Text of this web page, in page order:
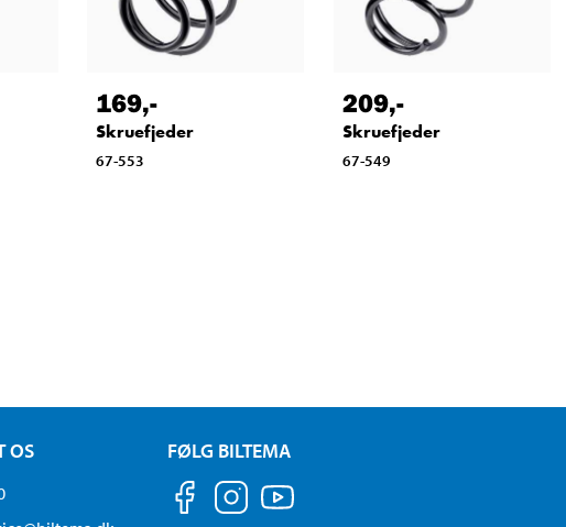
169,-
Skruefjeder
67-553
209,-
Skruefjeder
67-549
OS FØLG BILTEMA